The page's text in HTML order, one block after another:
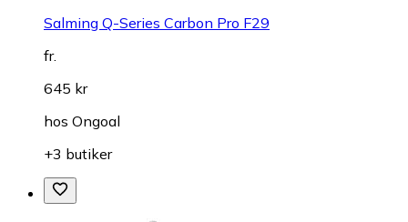
Salming Q-Series Carbon Pro F29
fr.
645 kr
hos Ongoal
+3 butiker